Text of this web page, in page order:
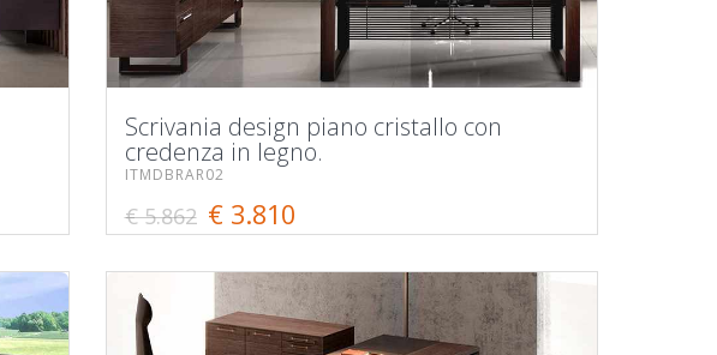
Scrivania design piano cristallo con
credenza in legno.
ITMDBRAR02
€ 5.862 € 3.810